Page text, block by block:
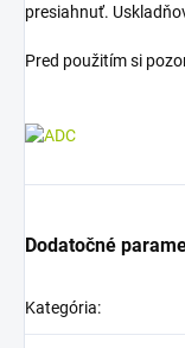
presiahnuť.
Pred použitím si
Dodatočné
Kategória: